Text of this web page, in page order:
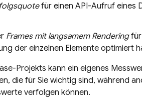
für einen API-Aufruf eines
Frames mit langsamem Renderingfür
der einzelnen Elemente optimiert
Projekts kann ein eigenes
die für Sie wichtig sind, während
verfolgen können.